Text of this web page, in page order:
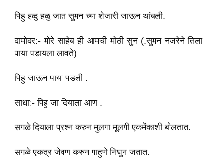
पिहु हळु हळु जात सुमन च्या शेजारी जाऊन थांबली.
दामोदर:- मोरे साहेब ही आमची मोठी सुन (.सुमन नजरेने तिला
पाया पडायला लावते)
पिहु जाऊन पाया पडली ‌.
साधा:- पिहु जा दियाला आण .
सगळे दियाला प्रश्न करुन मुलगा मूलगी एकमेंकाशी बोलतात.
सगळे एकत्र जेवण करुन पाहुणे निघुन जतात.